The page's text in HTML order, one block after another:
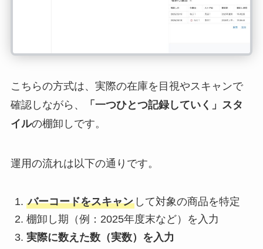
こちらの方式は、実際の在庫を目視やスキャンで
確認しながら、
「一つひとつ記録していく」スタ
イルの棚卸しです。
運用の流れは以下の通りです。
バーコードをスキャンして対象の商品を特定
棚卸し期（例：2025年度末など）を入力
実際に数えた数（実数）を入力